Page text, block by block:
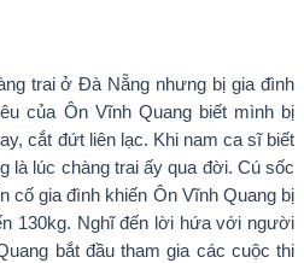
trai ở Đà Nẵng nhưng bị gia đình
của Ôn Vĩnh Quang biết mình bị
cắt đứt liên lạc. Khi nam ca sĩ biết
là lúc chàng trai ấy qua đời. Cú sốc
cố gia đình khiến Ôn Vĩnh Quang bị
130kg. Nghĩ đến lời hứa với người
bắt đầu tham gia các cuộc thi